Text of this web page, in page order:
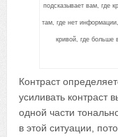
подсказывает вам, где
там, где нет
кривой, где больше
Контраст
усиливать контраст
одной части
в этой ситуации,